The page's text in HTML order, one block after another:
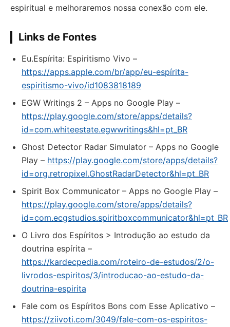
espiritual e melhoraremos nossa conexão com ele.
Links de Fontes
‎Eu.Espírita: Espiritismo Vivo –
https://apps.apple.com/br/app/eu-espírita-
espiritismo-vivo/id1083818189
EGW Writings 2 – Apps no Google Play –
https://play.google.com/store/apps/details?
id=com.whiteestate.egwwritings&hl=pt_BR
Ghost Detector Radar Simulator – Apps no Google
Play – https://play.google.com/store/apps/details?
id=org.retropixel.GhostRadarDetector&hl=pt_BR
Spirit Box Communicator – Apps no Google Play –
https://play.google.com/store/apps/details?
id=com.ecgstudios.spiritboxcommunicator&hl=pt_BR
O Livro dos Espíritos > Introdução ao estudo da
doutrina espírita –
https://kardecpedia.com/roteiro-de-estudos/2/o-
livrodos-espiritos/3/introducao-ao-estudo-da-
doutrina-espirita
Fale com os Espíritos Bons com Esse Aplicativo –
https://ziivoti.com/3049/fale-com-os-espiritos-